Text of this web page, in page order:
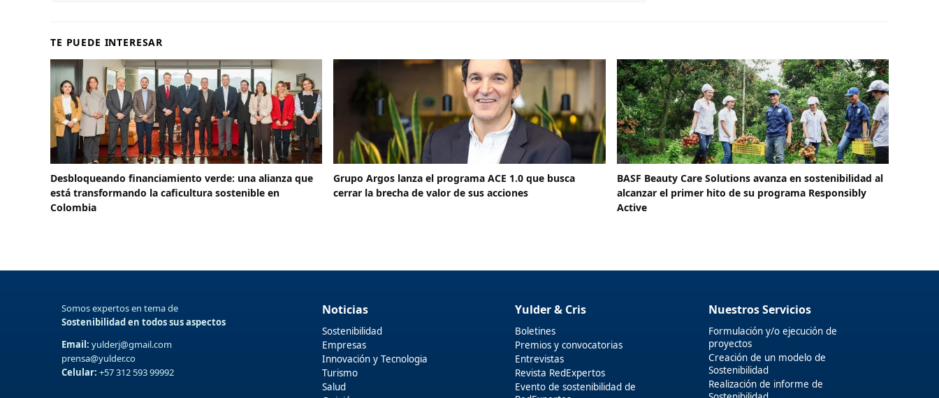
TE PUEDE INTERESAR
Desbloqueando financiamiento verde: una alianza que
está transformando la caficultura sostenible en
Colombia
Grupo Argos lanza el programa ACE 1.0 que busca
cerrar la brecha de valor de sus acciones
BASF Beauty Care Solutions avanza en sostenibilidad al
alcanzar el primer hito de su programa Responsibly
Active
Somos expertos en tema de
Sostenibilidad en todos sus aspectos
Email: yulderj@gmail.com
prensa@yulder.co
Celular: +57 312 593 99992
Noticias
Sostenibilidad
Empresas
Innovación y Tecnologia
Turismo
Salud
Yulder & Cris
Boletines
Premios y convocatorias
Entrevistas
Revista RedExpertos
Evento de sostenibilidad de
Nuestros Servicios
Formulación y/o ejecución de
proyectos
Creación de un modelo de
Sostenibilidad
Realización de informe de